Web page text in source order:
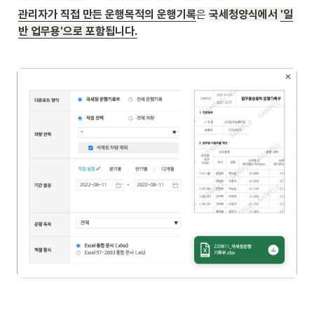
관리자가 직접 만든 운행목적의 운행기록은 국세청양식에서 '일
반 업무용'으로 포함됩니다.